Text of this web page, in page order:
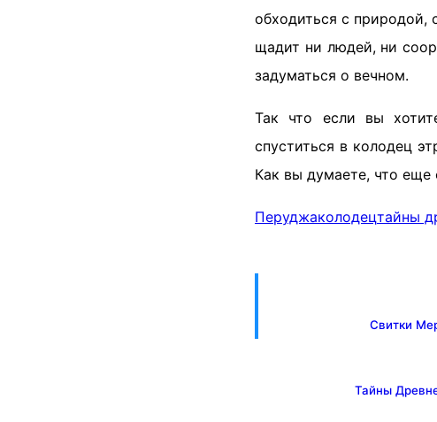
обходиться с природой,
щадит ни людей, ни
задуматься о вечном.
Так что если вы
спуститься в колодец
Как вы думаете, что еще
Перуджаколодецтайны
Свитки
Тайны